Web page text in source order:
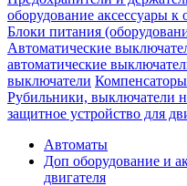
оборудование аксессуары
Блоки питания
Автоматические
автоматические
выключатели
Рубильники, выключатели
защитное устройство для
Автоматы
Доп оборудование и
двигателя